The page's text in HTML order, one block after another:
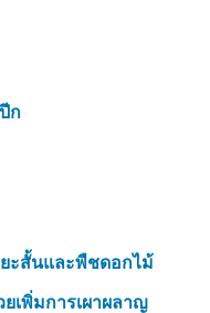
ก
ะสั้นและพืชดอกไม้
เพิ่มการเผาผลาญ